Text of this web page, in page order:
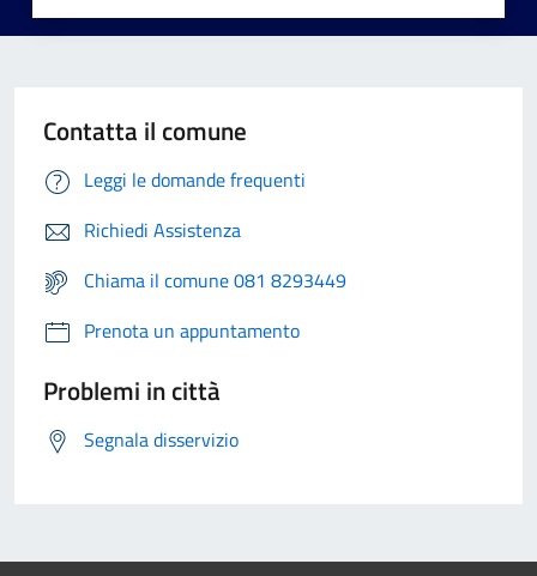
Contatta il comune
Leggi le domande frequenti
Richiedi Assistenza
Chiama il comune 081 8293449
Prenota un appuntamento
Problemi in città
Segnala disservizio